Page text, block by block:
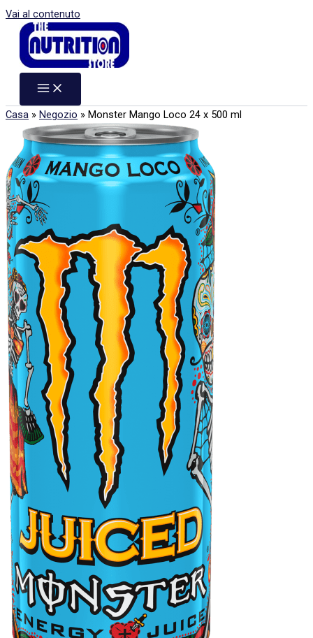
Vai al contenuto
Casa » Negozio » Monster Mango Loco 24 x 500 ml